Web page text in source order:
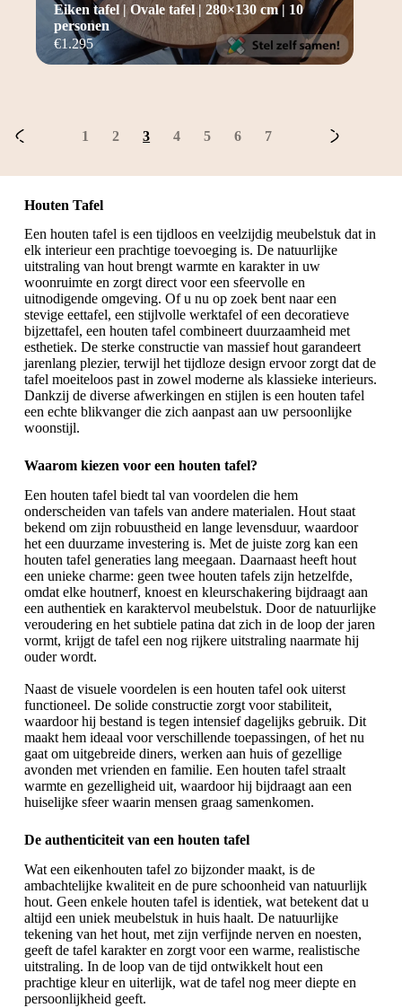
€1.295
Eiken tafel | Ovale tafel | 280×130 cm | 10
personen
1 2 3 4 5 6 7
Houten Tafel
Een houten tafel is een tijdloos en veelzijdig meubelstuk dat in
elk interieur een prachtige toevoeging is. De natuurlijke
uitstraling van hout brengt warmte en karakter in uw
woonruimte en zorgt direct voor een sfeervolle en
uitnodigende omgeving. Of u nu op zoek bent naar een
stevige eettafel, een stijlvolle werktafel of een decoratieve
bijzettafel, een houten tafel combineert duurzaamheid met
esthetiek. De sterke constructie van massief hout garandeert
jarenlang plezier, terwijl het tijdloze design ervoor zorgt dat de
tafel moeiteloos past in zowel moderne als klassieke interieurs.
Dankzij de diverse afwerkingen en stijlen is een houten tafel
een echte blikvanger die zich aanpast aan uw persoonlijke
woonstijl.
Waarom kiezen voor een houten tafel?
Een houten tafel biedt tal van voordelen die hem
onderscheiden van tafels van andere materialen. Hout staat
bekend om zijn robuustheid en lange levensduur, waardoor
het een duurzame investering is. Met de juiste zorg kan een
houten tafel generaties lang meegaan. Daarnaast heeft hout
een unieke charme: geen twee houten tafels zijn hetzelfde,
omdat elke houtnerf, knoest en kleurschakering bijdraagt aan
een authentiek en karaktervol meubelstuk. Door de natuurlijke
veroudering en het subtiele patina dat zich in de loop der jaren
vormt, krijgt de tafel een nog rijkere uitstraling naarmate hij
ouder wordt.
Naast de visuele voordelen is een houten tafel ook uiterst
functioneel. De solide constructie zorgt voor stabiliteit,
waardoor hij bestand is tegen intensief dagelijks gebruik. Dit
maakt hem ideaal voor verschillende toepassingen, of het nu
gaat om uitgebreide diners, werken aan huis of gezellige
avonden met vrienden en familie. Een houten tafel straalt
warmte en gezelligheid uit, waardoor hij bijdraagt aan een
huiselijke sfeer waarin mensen graag samenkomen.
De authenticiteit van een houten tafel
Wat een eikenhouten tafel zo bijzonder maakt, is de
ambachtelijke kwaliteit en de pure schoonheid van natuurlijk
hout. Geen enkele houten tafel is identiek, wat betekent dat u
altijd een uniek meubelstuk in huis haalt. De natuurlijke
tekening van het hout, met zijn verfijnde nerven en noesten,
geeft de tafel karakter en zorgt voor een warme, realistische
uitstraling. In de loop van de tijd ontwikkelt hout een
prachtige kleur en uiterlijk, wat de tafel nog meer diepte en
persoonlijkheid geeft.